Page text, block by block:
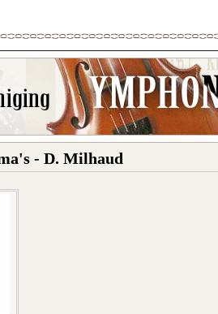
- D. Milhaud